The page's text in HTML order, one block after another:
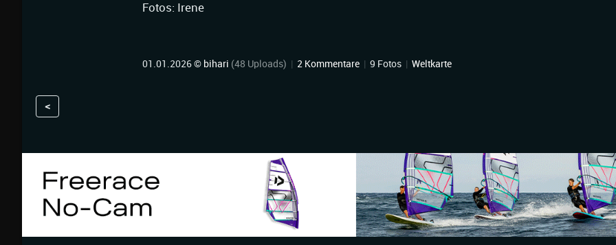
Fotos: Irene
01.01.2026 © bihari (48 Uploads) | 2 Kommentare | 9 Fotos | Weltkarte
<